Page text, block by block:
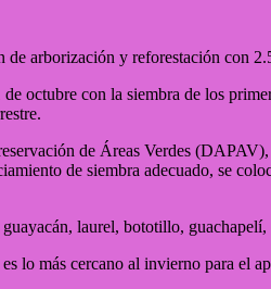
arborización y reforestación con
octubre con la siembra de los
de Áreas Verdes
de siembra adecuado, se
laurel, bototillo,
lo más cercano al invierno para el